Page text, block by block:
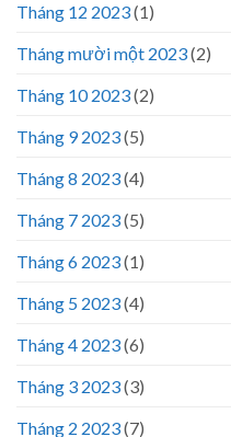
Tháng 12 2023(1)
Tháng mười một 2023(2)
Tháng 10 2023(2)
Tháng 9 2023(5)
Tháng 8 2023(4)
Tháng 7 2023(5)
Tháng 6 2023(1)
Tháng 5 2023(4)
Tháng 4 2023(6)
Tháng 3 2023(3)
Tháng 2 2023(7)